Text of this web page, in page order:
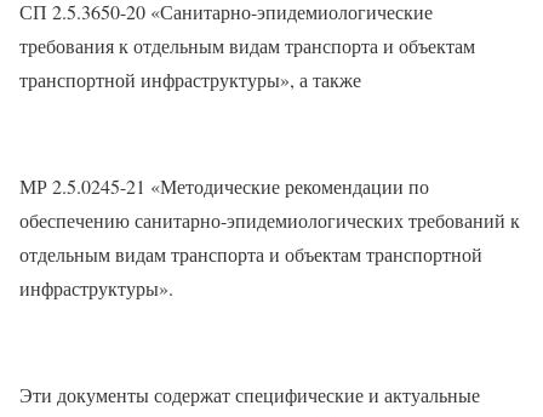
СП 2.5.3650-20 «Санитарно-эпидемиологические
требования к отдельным видам транспорта и объектам
транспортной инфраструктуры», а также
МР 2.5.0245-21 «Методические рекомендации по
обеспечению санитарно-эпидемиологических требований к
отдельным видам транспорта и объектам транспортной
инфраструктуры».
Эти документы содержат специфические и актуальные